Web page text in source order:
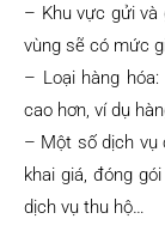
– Khu vực gửi và
vùng sẽ có mức
– Loại hàng
cao hơn, ví dụ
– Một số dịch vụ
khai giá, đóng
dịch vụ thu hộ…